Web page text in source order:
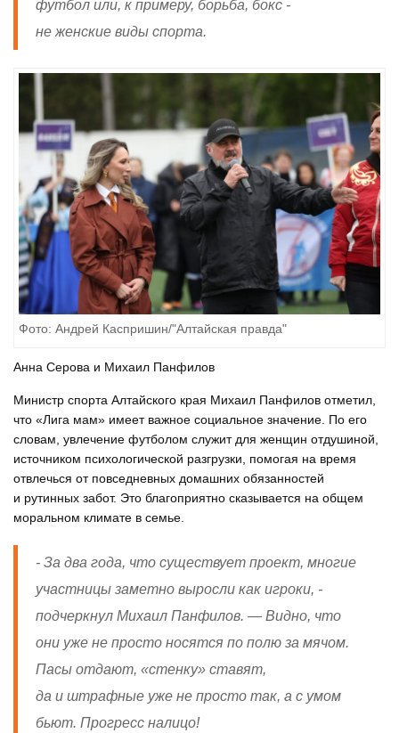
футбол или, к примеру, борьба, бокс -
не женские виды спорта.
Фото: Андрей Каспришин/"Алтайская правда"
Анна Серова и Михаил Панфилов
Министр спорта Алтайского края Михаил Панфилов отметил,
что «Лига мам» имеет важное социальное значение. По его
словам, увлечение футболом служит для женщин отдушиной,
источником психологической разгрузки, помогая на время
отвлечься от повседневных домашних обязанностей
и рутинных забот. Это благоприятно сказывается на общем
моральном климате в семье.
- За два года, что существует проект, многие
участницы заметно выросли как игроки, -
подчеркнул Михаил Панфилов. — Видно, что
они уже не просто носятся по полю за мячом.
Пасы отдают, «стенку» ставят,
да и штрафные уже не просто так, а с умом
бьют. Прогресс налицо!